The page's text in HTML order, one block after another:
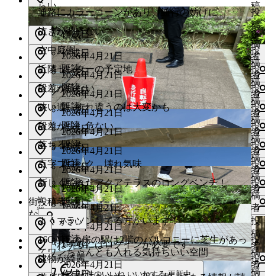
位
置
情
報
あ
り
らい
作成日
2026年4月21日
既読
稿
者
い
い
ね
す
る
に
は
ロ
グ
イ
ン
が
必
要
で
す
通路にカラーコーンがあり、通行の妨げに
作成日
2026年4月21日
既読
投
稿
者
い
い
ね
す
る
に
は
ロ
グ
イ
ン
が
必
要
で
位
置
情
報
あ
り
泣きかわさない
作成日
2026年4月21日
既読
投
稿
者
い
い
ね
す
る
に
は
ロ
グ
イ
ン
が
必
要
位
置
情
報
あ
り
空中庭園
作成日
2026年4月21日
既読
投
稿
者
い
い
ね
す
る
に
は
ロ
グ
イ
ン
が
位
置
情
報
あ
り
近隣センターの予定地
作成日
2026年4月21日
既読
投
稿
者
い
い
ね
す
る
に
は
ロ
グ
イ
ン
位
置
情
報
あ
り
段差が危ない
作成日
2026年4月21日
既読
投
稿
者
い
い
ね
す
る
に
は
位
置
情
報
あ
り
狭い道。すれ違うのは大変かも
作成日
2026年4月21日
既読
投
稿
者
い
い
ね
す
る
に
は
ロ
位
置
情
報
あ
り
段差が少し危ない。
作成日
2026年4月21日
既読
投
稿
者
い
い
ね
す
位
置
情
報
あ
り
落ちるかも
作成日
2026年4月21日
既読
投
稿
者
い
い
ね
す
る
位
置
情
報
あ
り
点字ブロック。壊れ気味
作成日
2026年4月21日
既読
投
稿
者
い
い
ね
位
置
情
報
あ
り
新しくできたアクアテラスのロングベンチ！
作成日
2026年4月21日
既読
投
稿
者
街
な
か
の
道
に
投稿者
かさい
いいねするにはログインが必要です
0 0件のいいね いいねする 更新中…
位
置
情
報
よくマラソンしてる方がいます！
作成日
2026年4月21日
投
稿
者
位
置
16GATEの房の駅は2階のバルコニーに芝生があっ
てワンちゃんとも入れる気持ちいい空間
作成日
投
稿
者
建物が綺麗。
投
稿